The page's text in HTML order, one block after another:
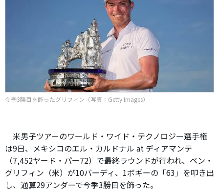
今季3勝目を飾ったグリフィン（写真：Getty Images）
米男子ツアーのワールド・ワイド・テクノロジー選手権
は9日、メキシコのエル・カルドナル at ディアマンテ
（7,452ヤード・パー72）で最終ラウンドが行われ、ベン・
グリフィン（米）が10バーディ、1ボギーの「63」を叩き出
し、通算29アンダーで今季3勝目を飾った。